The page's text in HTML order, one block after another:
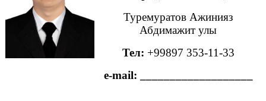
Туремуратов Ажинияз
Абдимажит улы
Тел: +99897 353-11-33
e-mail: ___________________